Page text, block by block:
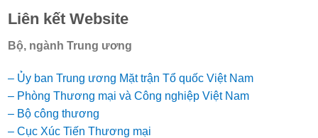
Liên kết Website
Bộ, ngành Trung ương
– Ủy ban Trung ương Mặt trận Tổ quốc Việt Nam
– Phòng Thương mại và Công nghiệp Việt Nam
– Bộ công thương
– Cục Xúc Tiến Thương mại